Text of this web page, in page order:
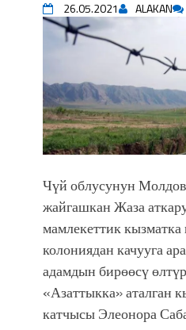
впечатляющим шоу
фонтанов в Royal Central
Аида САЛЯНОВА:
союзунун президенти
шайланышым сыймык
жоопкерчилик!"
Садыр ЖАПАРОВ:
адабият алпы чыгыш
“Китепкана түнγ-2026”:
Мээрим Мураталиева
жолугушууга келиңиз!
Латын арибиндеги
Тоо” журналынын тарыхы
редакторлору... (Тизме.
“КАРА КЕМПИР”:
ТҮБӨЛҮК СИМВОЛУ
26.05.2021 ALAKAN
Чүй облусунун
жайгашкан Жаза
мамлекеттик
колониядан качууга
адамдын бирөөсү
«Азаттыкка» аталган
катчысы Элеонора